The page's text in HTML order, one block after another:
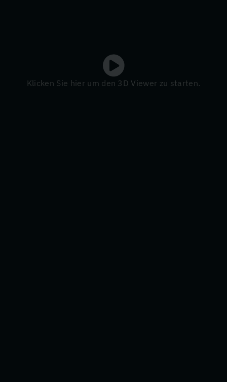
Klicken Sie hier um den 3D Viewer zu starten.